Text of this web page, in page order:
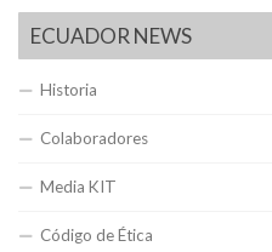
ECUADOR NEWS
Historia
Colaboradores
Media KIT
Código de Ética